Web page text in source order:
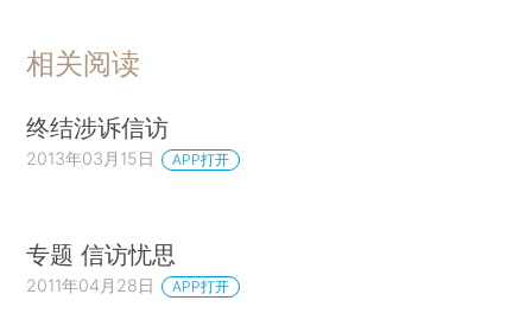
相关阅读
终结涉诉信访
2013年03月15日 APP打开
专题 信访忧思
2011年04月28日 APP打开